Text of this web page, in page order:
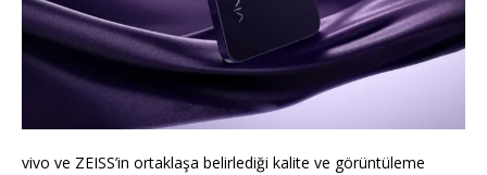
vivo ve ZEISS’in ortaklaşa belirlediği kalite ve görüntüleme